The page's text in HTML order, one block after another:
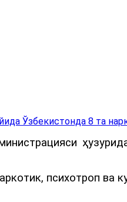
психотроп ва